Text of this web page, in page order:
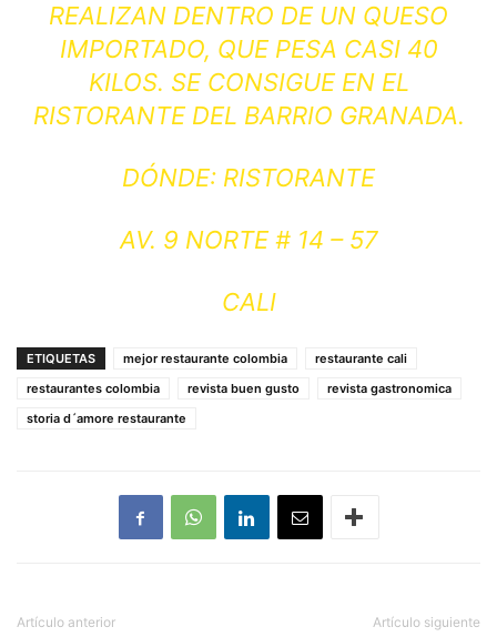
REALIZAN DENTRO DE UN QUESO
IMPORTADO, QUE PESA CASI 40
KILOS. SE CONSIGUE EN EL
RISTORANTE DEL BARRIO GRANADA.
DÓNDE: RISTORANTE
AV. 9 NORTE # 14 – 57
CALI
ETIQUETAS mejor restaurante colombia
restaurante cali
restaurantes colombia
revista buen gusto
revista gastronomica
storia d´amore restaurante
Artículo anterior Artículo siguiente